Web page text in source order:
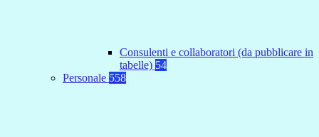
Consulenti e collaboratori (da pubblicare in
tabelle) 54
Personale 558